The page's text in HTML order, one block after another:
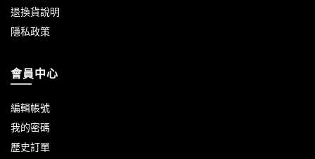
退換貨說明
隱私政策
會員中心
編輯帳號
我的密碼
歷史訂單